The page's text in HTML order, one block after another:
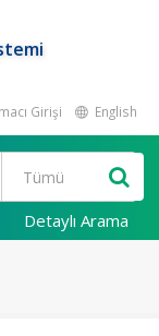
Girişi English
Detaylı Arama